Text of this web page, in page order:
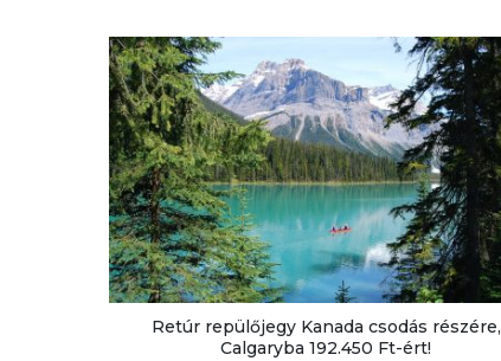
Retúr repülőjegy Kanada csodás részére,
Calgaryba 192.450 Ft-ért!